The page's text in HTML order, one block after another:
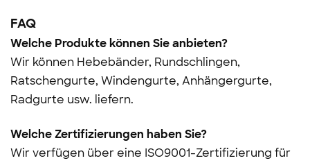
FAQ
Welche Produkte können Sie anbieten?
Wir können Hebebänder, Rundschlingen,
Ratschengurte, Windengurte, Anhängergurte,
Radgurte usw. liefern.
Welche Zertifizierungen haben Sie?
Wir verfügen über eine ISO9001-Zertifizierung für